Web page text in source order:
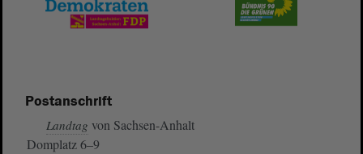
Postanschrift
Landtag von Sachsen-Anhalt
Domplatz 6–9